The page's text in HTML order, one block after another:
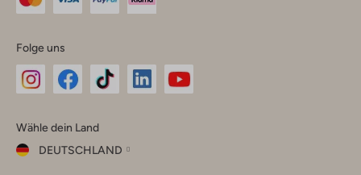
Folge uns
Instagram
Facebook
TikTok
Wähle dein Land
DEUTSCHLAND